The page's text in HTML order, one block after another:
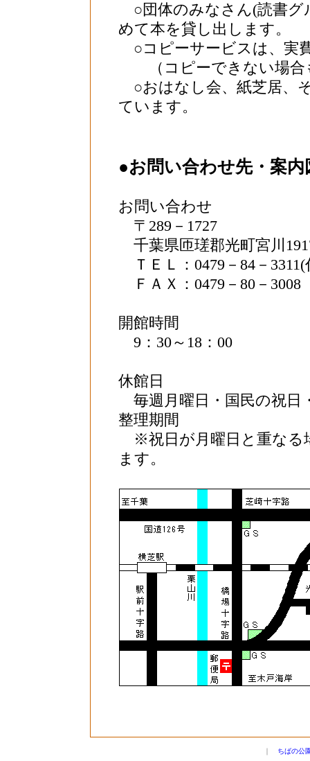
○団体のみなさん(読書グ
めて本を貸し出します。
○コピーサービスは、実
（コピーできない場合
○おはなし会、紙芝居、
ています。
●お問い合わせ先・案内
お問い合わせ
〒289－1727
千葉県匝瑳郡光町宮川
ＴＥＬ：0479－84－3311(
ＦＡＸ：0479－80－3008
開館時間
9：30～18：00
休館日
毎週月曜日・国民の祝日
整理期間
※祝日が月曜日と重なる
ます。
｜ ちばの公